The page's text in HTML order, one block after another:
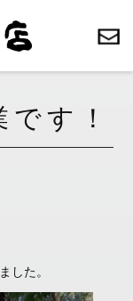
す！
した。